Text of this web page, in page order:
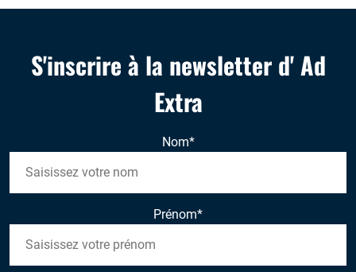
S'inscrire à la newsletter d' Ad
Extra
Nom*
Prénom*